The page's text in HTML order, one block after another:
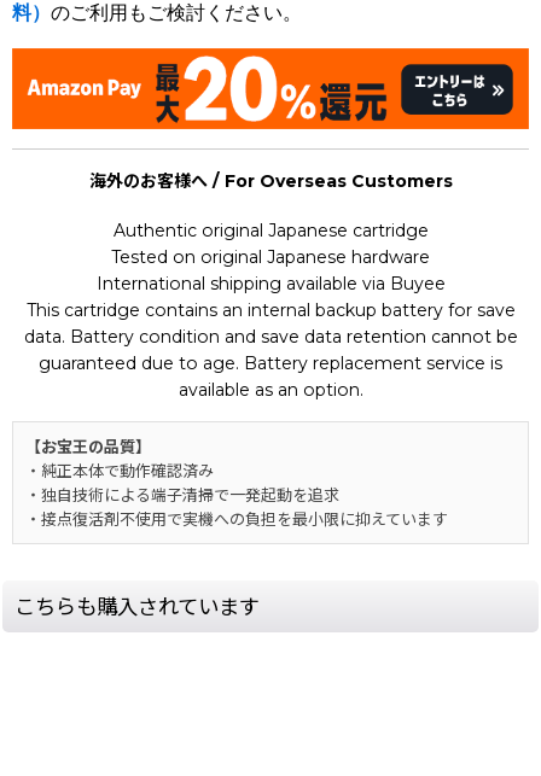
料） のご利用もご検討ください。
海外のお客様へ / For Overseas Customers
Authentic original Japanese cartridge
Tested on original Japanese hardware
International shipping available via Buyee
This cartridge contains an internal backup battery for save
data. Battery condition and save data retention cannot be
guaranteed due to age. Battery replacement service is
available as an option.
【お宝王の品質】
・純正本体で動作確認済み
・独自技術による端子清掃で一発起動を追求
・接点復活剤不使用で実機への負担を最小限に抑えています
こちらも購入されています